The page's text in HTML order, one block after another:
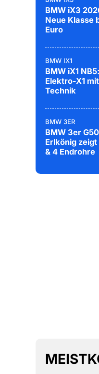
BMW iX3
Neue Klasse
Euro
BMW IX1
BMW iX1
Elektro-X1
Technik
BMW 3ER
BMW 3er
Erlkönig
& 4 Endrohre